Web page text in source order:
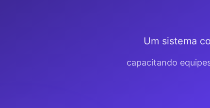
Um sistema
capacitando